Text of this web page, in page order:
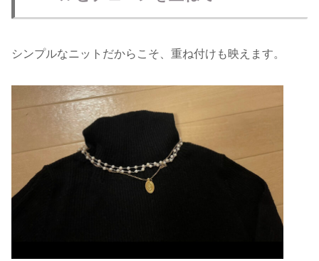
シンプルなニットだからこそ、重ね付けも映えます。